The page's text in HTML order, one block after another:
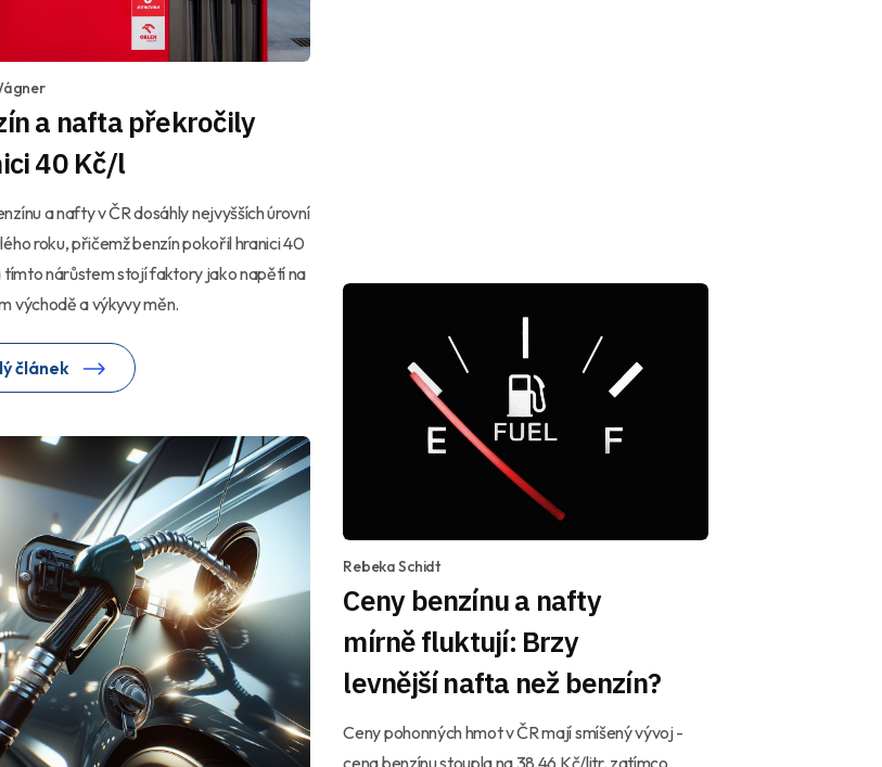
a nafta překročily
40 Kč/l
a nafty v ČR dosáhly nejvyšších úrovní
roku, přičemž benzín pokořil hranici 40
tímto nárůstem stojí faktory jako napětí na
východě a výkyvy měn.
článek
Rebeka Schidt
Ceny benzínu a nafty
mírně fluktují: Brzy
levnější nafta než benzín?
Ceny pohonných hmot v ČR mají smíšený vývoj -
cena benzínu stoupla na 38,46 Kč/litr, zatímco